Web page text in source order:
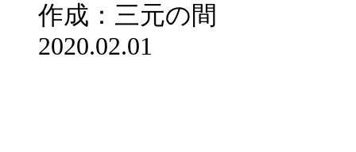
作成：三元の間
2020.02.01